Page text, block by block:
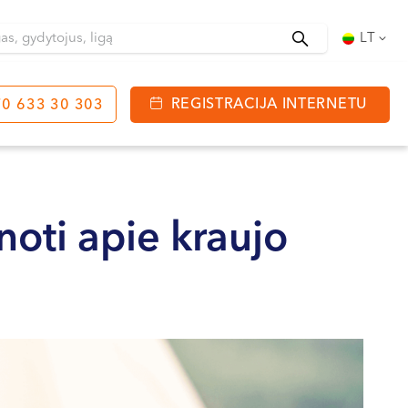
laikas:
- 20:00
LT
633 30 303 REGISTRACIJA INTERNETU
apie kraujo